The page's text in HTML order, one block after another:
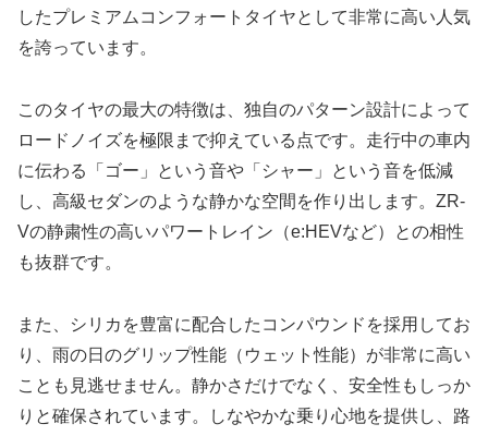
したプレミアムコンフォートタイヤとして非常に高い人気
を誇っています。
このタイヤの最大の特徴は、独自のパターン設計によって
ロードノイズを極限まで抑えている点です。走行中の車内
に伝わる「ゴー」という音や「シャー」という音を低減
し、高級セダンのような静かな空間を作り出します。ZR-
Vの静粛性の高いパワートレイン（e:HEVなど）との相性
も抜群です。
また、シリカを豊富に配合したコンパウンドを採用してお
り、雨の日のグリップ性能（ウェット性能）が非常に高い
ことも見逃せません。静かさだけでなく、安全性もしっか
りと確保されています。しなやかな乗り心地を提供し、路